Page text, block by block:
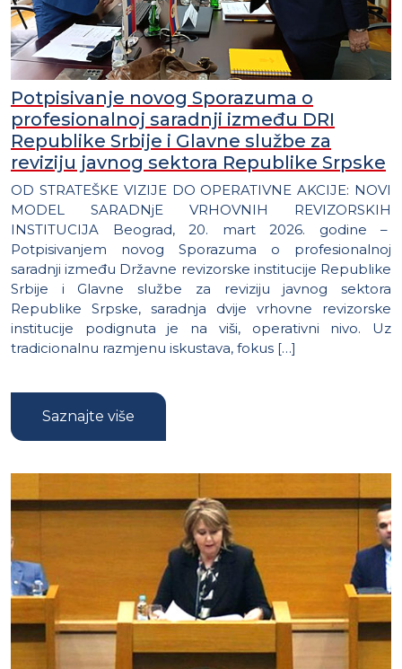
Potpisivanje novog Sporazuma o
profesionalnoj saradnji između DRI
Republike Srbije i Glavne službe za
reviziju javnog sektora Republike Srpske
OD STRATEŠKE VIZIJE DO OPERATIVNE AKCIJE: NOVI
MODEL SARADNjE VRHOVNIH REVIZORSKIH
INSTITUCIJA Beograd, 20. mart 2026. godine –
Potpisivanjem novog Sporazuma o profesionalnoj
saradnji između Državne revizorske institucije Republike
Srbije i Glavne službe za reviziju javnog sektora
Republike Srpske, saradnja dvije vrhovne revizorske
institucije podignuta je na viši, operativni nivo. Uz
tradicionalnu razmjenu iskustava, fokus […]
Saznajte više